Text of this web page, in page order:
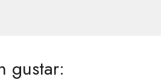
gustar: